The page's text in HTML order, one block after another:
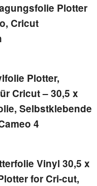
Plotter
Cricut
Plotter,
Cricut – 30,5 x
Selbstklebende
4
Vinyl 30,5 x
for Cri-cut,